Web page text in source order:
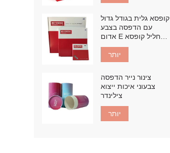
קופסא גלית בגודל גדול
עם הדפסה בצבע
אדום E חליל קופסא
קרטון גלי
יותר
צינור נייר הדפסה
צבעוני איכות ייצוא
צילינדר
יותר